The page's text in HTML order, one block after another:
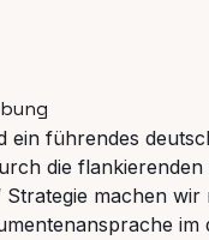
ein führendes
die flankierenden
Strategie machen